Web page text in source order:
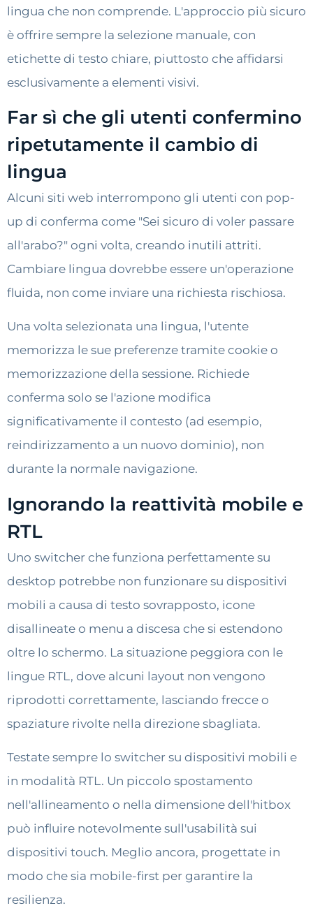
lingua che non comprende. L'approccio più sicuro
è offrire sempre la selezione manuale, con
etichette di testo chiare, piuttosto che affidarsi
esclusivamente a elementi visivi.
Far sì che gli utenti confermino
ripetutamente il cambio di
lingua
Alcuni siti web interrompono gli utenti con pop-
up di conferma come "Sei sicuro di voler passare
all'arabo?" ogni volta, creando inutili attriti.
Cambiare lingua dovrebbe essere un'operazione
fluida, non come inviare una richiesta rischiosa.
Una volta selezionata una lingua, l'utente
memorizza le sue preferenze tramite cookie o
memorizzazione della sessione. Richiede
conferma solo se l'azione modifica
significativamente il contesto (ad esempio,
reindirizzamento a un nuovo dominio), non
durante la normale navigazione.
Ignorando la reattività mobile e
RTL
Uno switcher che funziona perfettamente su
desktop potrebbe non funzionare su dispositivi
mobili a causa di testo sovrapposto, icone
disallineate o menu a discesa che si estendono
oltre lo schermo. La situazione peggiora con le
lingue RTL, dove alcuni layout non vengono
riprodotti correttamente, lasciando frecce o
spaziature rivolte nella direzione sbagliata.
Testate sempre lo switcher su dispositivi mobili e
in modalità RTL. Un piccolo spostamento
nell'allineamento o nella dimensione dell'hitbox
può influire notevolmente sull'usabilità sui
dispositivi touch. Meglio ancora, progettate in
modo che sia mobile-first per garantire la
resilienza.